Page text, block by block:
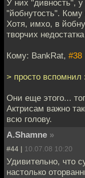
У них "дивность",
"йобнутость". Кому
Хотя, имхо, в
творчих недостатка
Кому: BankRat, #38
> просто
Они еще этого...
Актрисам важно
всю голову.
A.Shamne »
#44 | 10.07.08 10:20
Удивительно, что
настолько